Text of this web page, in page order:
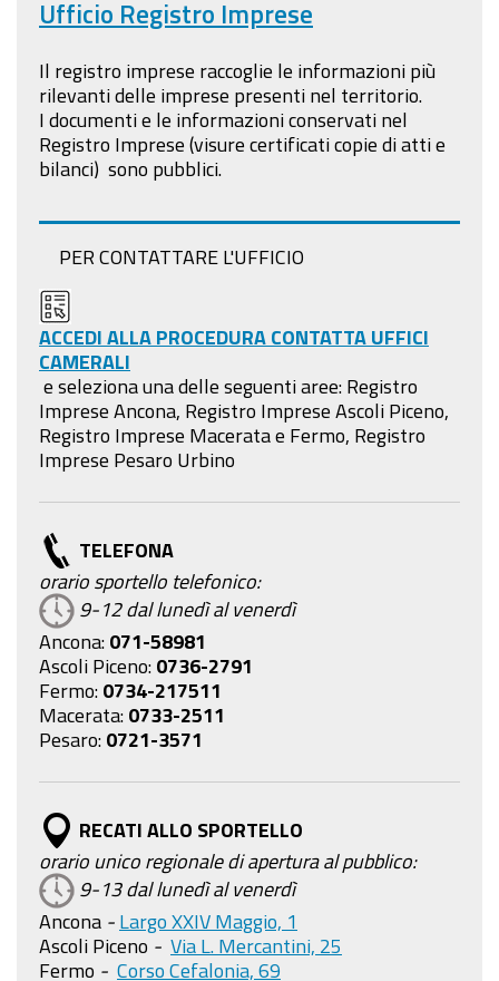
Ufficio Registro Imprese
Il registro imprese raccoglie le informazioni più
rilevanti delle imprese presenti nel territorio.
I documenti e le informazioni conservati nel
Registro Imprese (visure certificati copie di atti e
bilanci) sono pubblici
PER CONTATTARE L'UFFICIO
ACCEDI ALLA PROCEDURA CONTATTA UFFICI
CAMERALI
e seleziona una delle seguenti aree: Registro
Imprese Ancona, Registro Imprese Ascoli Piceno,
Registro Imprese Macerata e Fermo, Registro
Imprese Pesaro Urbino
TELEFONA
orario sportello telefonico:
9-12 dal lunedì al venerdì
Ancona: 071-58981
Ascoli Piceno: 0736-2791
Fermo: 0734-217511
Macerata: 0733-2511
Pesaro: 0721-3571
RECATI ALLO SPORTELLO
orario unico regionale di apertura al pubblico:
9-13 dal lunedì al venerdì
Ancona - Largo XXIV Maggio, 1
Ascoli Piceno - Via L. Mercantini, 25
Fermo - Corso Cefalonia, 69